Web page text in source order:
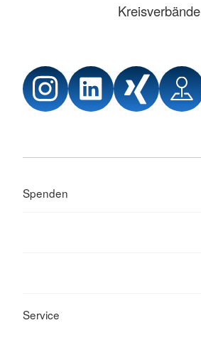
Kreisverbände
Spenden
Service